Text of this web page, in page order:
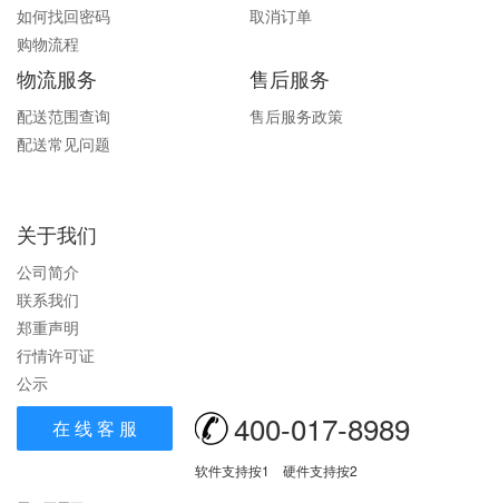
如何找回密码
购物流程
取消订单
物流服务
配送范围查询
配送常见问题
售后服务
售后服务政策
关于我们
公司简介
联系我们
郑重声明
行情许可证
公示
在 线 客 服 400-017-8989
软件支持按1 硬件支持按2